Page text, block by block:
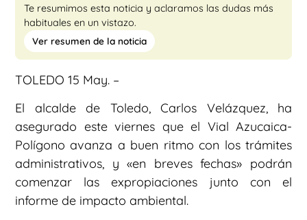
Te resumimos esta noticia y aclaramos las dudas más
habituales en un vistazo.
Ver resumen de la noticia
TOLEDO 15 May. –
El alcalde de Toledo, Carlos Velázquez, ha
asegurado este viernes que el Vial Azucaica-
Polígono avanza a buen ritmo con los trámites
administrativos, y «en breves fechas» podrán
comenzar las expropiaciones junto con el
informe de impacto ambiental.